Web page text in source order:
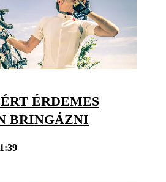
ÉRDEMES
BRINGÁZNI